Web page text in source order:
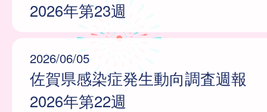
2026年第23週
2026/06/05
佐賀県感染症発生動向調査週報
2026年第22週